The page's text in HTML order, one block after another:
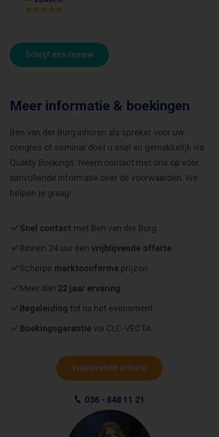
Schrijf een review
Meer informatie & boekingen
Ben van der Burg inhuren als spreker voor uw
congres of seminar doet u snel en gemakkelijk via
Quality Bookings. Neem contact met ons op voor
aanvullende informatie over de voorwaarden. We
helpen je graag!
Snel contact met Ben van der Burg
Binnen 24 uur een vrijblijvende offerte
Scherpe marktconforme prijzen
Meer dan 22 jaar ervaring
Begeleiding tot na het evenement
Boekingsgarantie via CLC-VECTA
Vrijblijvende offerte
036 - 848 11 21